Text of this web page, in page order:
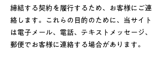
締結する契約を履行するため、お客様にご連
絡します。これらの目的のために、当サイト
は電子メール、電話、テキストメッセージ、
郵便でお客様に連絡する場合があります。